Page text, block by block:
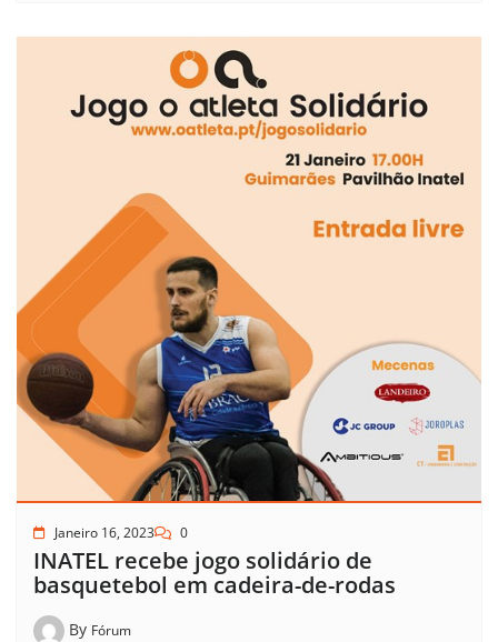
Janeiro 16, 2023 0
INATEL recebe jogo solidário de
basquetebol em cadeira-de-rodas
By Fórum